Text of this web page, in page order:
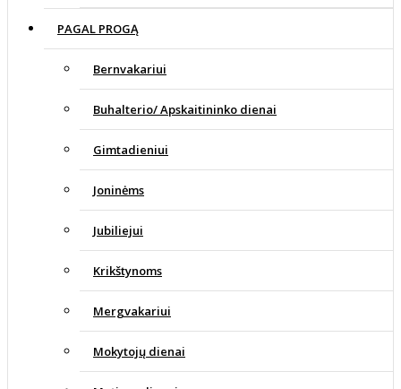
PAGAL PROGĄ
Bernvakariui
Buhalterio/ Apskaitininko dienai
Gimtadieniui
Joninėms
Jubiliejui
Krikštynoms
Mergvakariui
Mokytojų dienai